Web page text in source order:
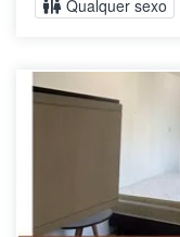
Qualquer sexo